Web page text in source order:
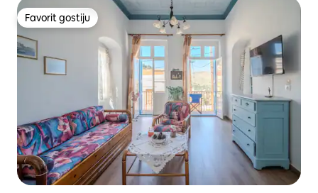
Favorit gostiju
Favorit gostiju